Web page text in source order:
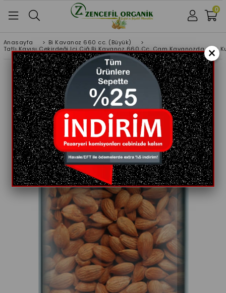
0
Anasayfa > Bi Kavanoz 660 cc. (Büyük)
>
Tatlı Kayısı Çekirdeği Içi Çiğ Bi Kavanoz 660 Cc. Cam Kavanozda Gün
×